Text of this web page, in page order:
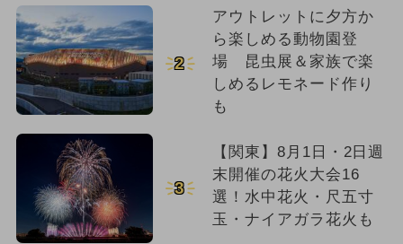
2
アウトレットに夕方か
ら楽しめる動物園登
場 昆虫展＆家族で楽
しめるレモネード作り
も
3
【関東】8月1日・2日週
末開催の花火大会16
選！水中花火・尺五寸
玉・ナイアガラ花火も